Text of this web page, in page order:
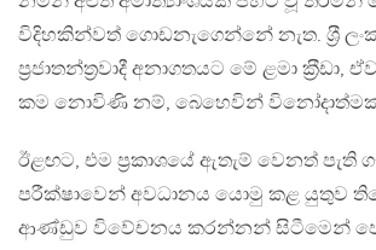
විදිහකින්වත් ගොඩනැගෙන්නේ නැත. ශ‍්‍රී
ප‍්‍රජාතන්ත‍්‍රවාදී අනාගතයට මේ ළමා ක‍්‍රීඩා,
කම නොවිණි නම්, බෙහෙවින්
ඊළඟට, එම ප‍්‍රකාශයේ ඇතැම් වෙනත් පැති
පරීක්ෂාවෙන් අවධානය යොමු කළ යුතුව
ආණ්ඩුව විවේචනය කරන්නන් සිටීමෙන්